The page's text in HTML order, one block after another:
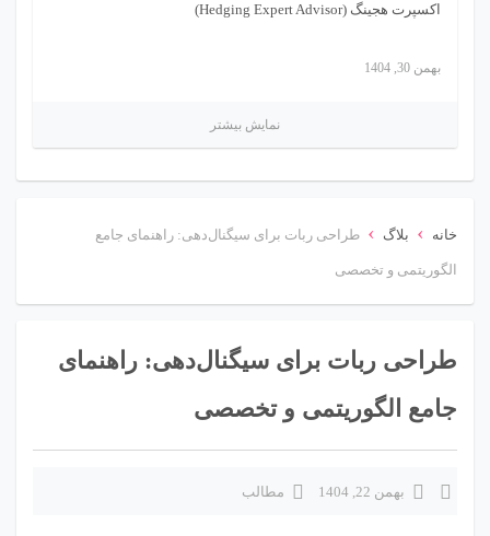
اکسپرت هجینگ (Hedging Expert Advisor)
بهمن 30, 1404
نمایش بیشتر
خانه › بلاگ › طراحی ربات برای سیگنال‌دهی: راهنمای جامع
الگوریتمی و تخصصی
طراحی ربات برای سیگنال‌دهی: راهنمای
جامع الگوریتمی و تخصصی
بهمن 22, 1404 مطالب